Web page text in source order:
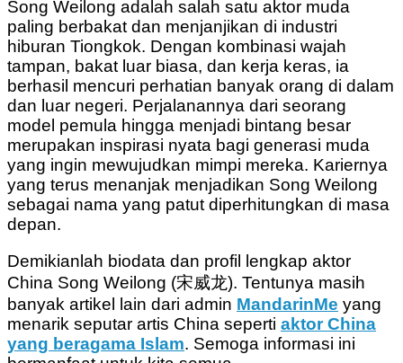
Song Weilong adalah salah satu aktor muda
paling berbakat dan menjanjikan di industri
hiburan Tiongkok. Dengan kombinasi wajah
tampan, bakat luar biasa, dan kerja keras, ia
berhasil mencuri perhatian banyak orang di dalam
dan luar negeri. Perjalanannya dari seorang
model pemula hingga menjadi bintang besar
merupakan inspirasi nyata bagi generasi muda
yang ingin mewujudkan mimpi mereka. Kariernya
yang terus menanjak menjadikan Song Weilong
sebagai nama yang patut diperhitungkan di masa
depan.
Demikianlah biodata dan profil lengkap aktor
China Song Weilong (宋威龙). Tentunya masih
banyak artikel lain dari admin MandarinMe yang
menarik seputar artis China seperti aktor China
yang beragama Islam. Semoga informasi ini